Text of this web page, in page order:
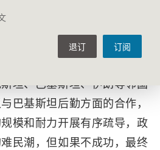
而加剧欧洲国家财政和社会
文化冲击并激发欧洲选民的
反移民的极右翼势力抬头。
撤军的原因之一。当前阿富
坦、巴基斯坦、伊朗等邻国
巴基斯坦后勤方面的合作，
模和耐力开展有序疏导，政
民潮，但如果不成功，最终
订阅
退订